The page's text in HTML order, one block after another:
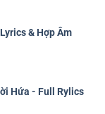
& Hợp Âm
Hứa - Full Rylics